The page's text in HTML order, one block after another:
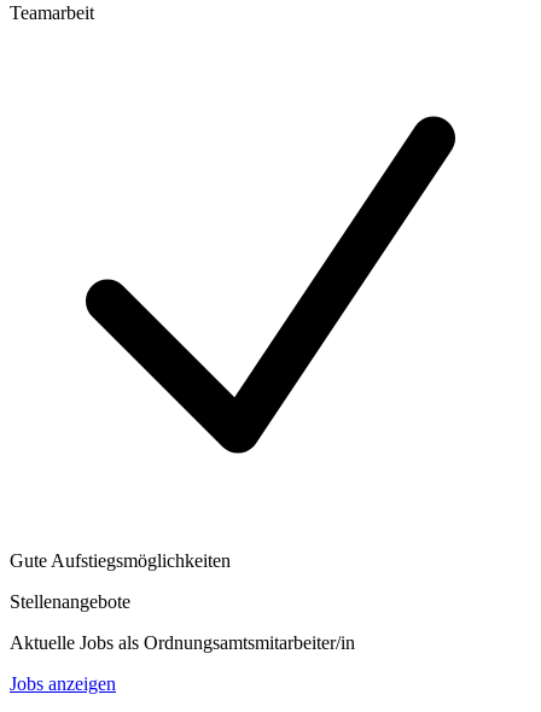
Teamarbeit
Gute Aufstiegsmöglichkeiten
Stellenangebote
Aktuelle Jobs als Ordnungsamtsmitarbeiter/in
Jobs anzeigen